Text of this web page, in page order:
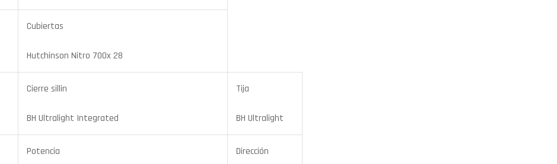
Cubiertas
Hutchinson Nitro 700x 28
Cierre sillin
BH Ultralight Integrated
Tija
BH Ultralight
Potencia Dirección